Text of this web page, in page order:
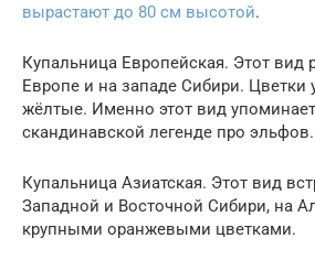
вырастают до 80 см высотой.
Купальница Европейская. Этот вид
Европе и на западе Сибири. Цветки
жёлтые. Именно этот вид
скандинавской легенде про эльфов.
Купальница Азиатская. Этот вид
Западной и Восточной Сибири, на
крупными оранжевыми цветками.